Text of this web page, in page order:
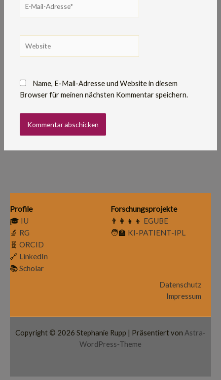
Mail-
Name, E-Mail-Adresse und Website in diesem
Browser für meinen nächsten Kommentar speichern.
Profile
🎓 IU
🔬 RG
🧬 ORCID
🔗 LinkedIn
📚Scholar
Forschungsprojekte
👨‍👩‍👧‍👦 EGUBE
🧑‍🏫 KI-PATIENT-IPL
Datenschutz
Impressum
Copyright © 2026 Stephanie Rupp | Präsentiert von Astra-
WordPress-Theme